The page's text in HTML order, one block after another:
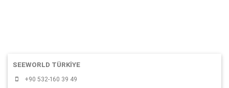
SEEWORLD TÜRKİYE
+90 532-160 39 49